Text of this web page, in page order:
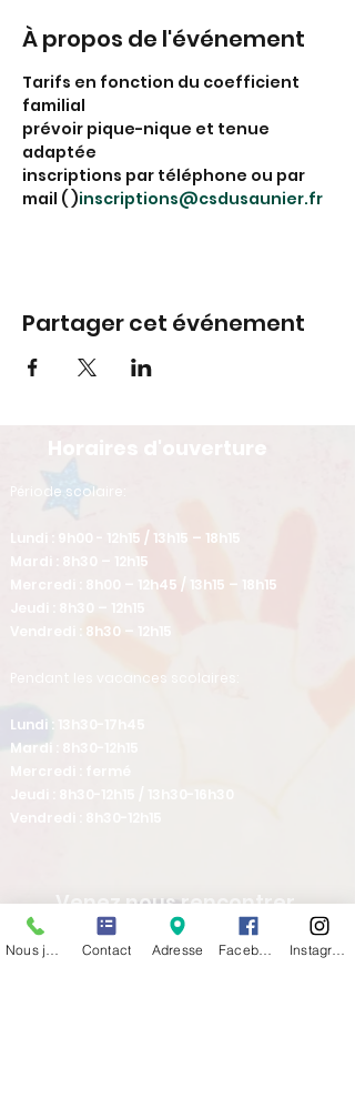
À propos de l'événement
Tarifs en fonction du coefficient
familial
prévoir pique-nique et tenue
adaptée
inscriptions par téléphone ou par
mail ( )inscriptions@csdusaunier.fr
Partager cet événement
Horaires d'ouverture
​Période scolaire:
Lundi : 9h00 - 12h15 / 13h15 – 18h15
Mardi : 8h30 – 12h15
Mercredi : 8h00 – 12h45 / 13h15 – 18h15
Jeudi : 8h30 – 12h15
Vendredi : 8h30 – 12h15
Pendant les vacances scolaires:
Lundi : 13h30-17h45
Mardi : 8h30-12h15
Jeudi : 8h30-12h15 / 13h30-16h30
Venez nous rencontrer
Contact Adresse